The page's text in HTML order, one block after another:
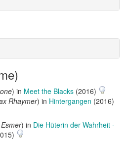
) in Meet the Blacks (2016)
Rhaymer) in Hintergangen (2016)
Esmer) in Die Hüterin der Wahrheit -